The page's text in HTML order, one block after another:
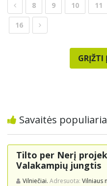
8 9 10 11
16
GRĮŽTI
Savaitės
Tilto per Nerį
Valakampių jungtis
Vilniečiai. Adresuota: Vilniaus